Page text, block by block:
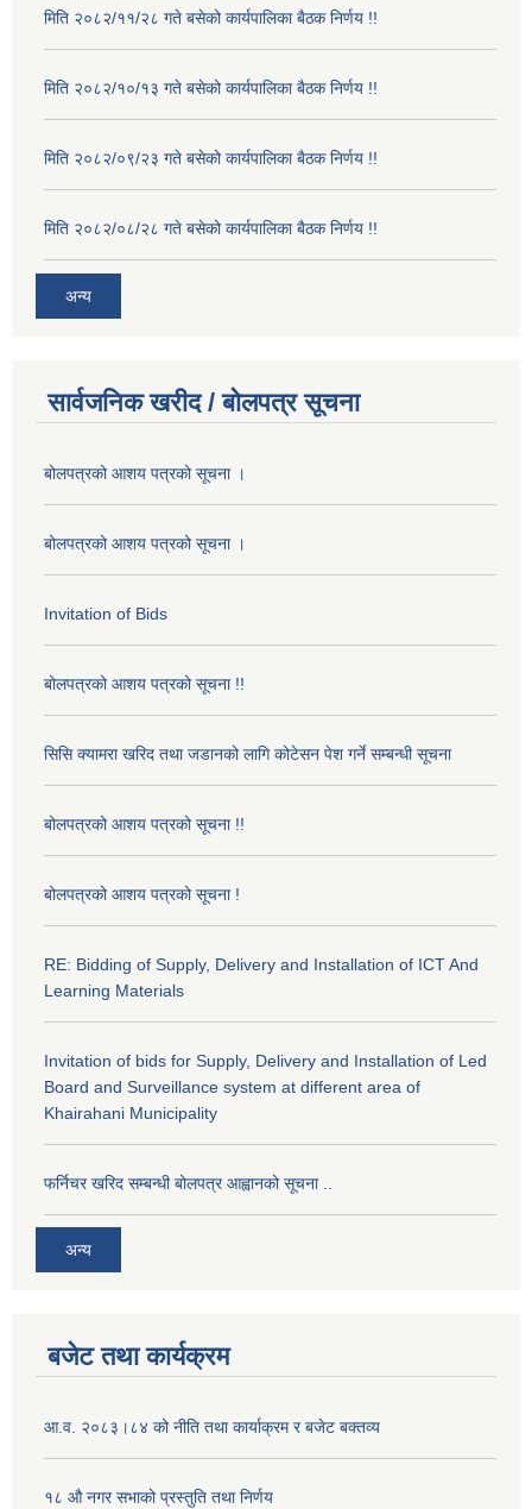
मिति २०८२/११/२८ गते बसेको कार्यपालिका बैठक निर्णय !!
मिति २०८२/१०/१३ गते बसेको कार्यपालिका बैठक निर्णय !!
मिति २०८२/०९/२३ गते बसेको कार्यपालिका बैठक निर्णय !!
मिति २०८२/०८/२८ गते बसेको कार्यपालिका बैठक निर्णय !!
अन्य
सार्वजनिक खरीद / बोलपत्र सूचना
बोलपत्रको आशय पत्रको सूचना ।
बोलपत्रको आशय पत्रको सूचना ।
Invitation of Bids
बोलपत्रको आशय पत्रको सूचना !!
सिसि क्यामरा खरिद तथा जडानको लागि कोटेसन पेश गर्ने सम्बन्धी सूचना
बोलपत्रको आशय पत्रको सूचना !!
बोलपत्रको आशय पत्रको सूचना !
RE: Bidding of Supply, Delivery and Installation of ICT And
Learning Materials
Invitation of bids for Supply, Delivery and Installation of Led
Board and Surveillance system at different area of
Khairahani Municipality
फर्निचर खरिद सम्बन्धी बोलपत्र आह्वानको सूचना ..
अन्य
बजेट तथा कार्यक्रम
आ.व. २०८३।८४ को नीति तथा कार्याक्रम र बजेट बक्तव्य
१८ औ नगर सभाको प्रस्तुति तथा निर्णय